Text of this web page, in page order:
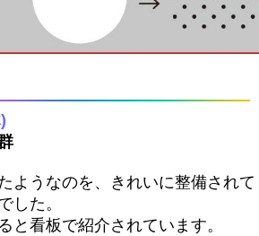
ようなのを、きれいに整備されて
した。
と看板で紹介されています。